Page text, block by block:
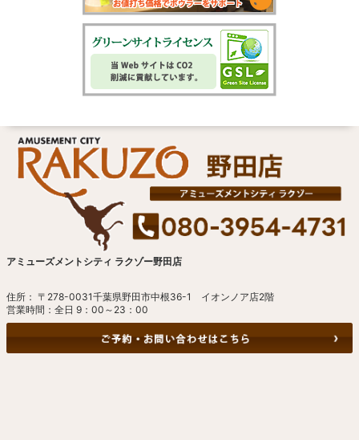
アミューズメントシティ ラクゾー野田店
住所： 〒278-0031千葉県野田市中根36-1 イオンノア店2階
営業時間：全日 9：00～23：00